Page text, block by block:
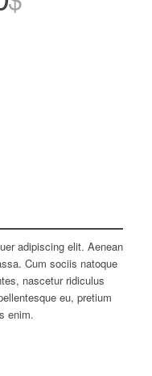
adipiscing elit. Aenean
Cum sociis natoque
nascetur ridiculus
eu, pretium
enim.